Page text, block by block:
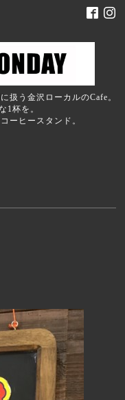
扱う金沢ローカルのCafe。
1杯を。
ーヒースタンド。